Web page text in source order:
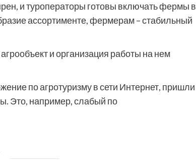
и туроператоры готовы включать фермы в
ассортименте, фермерам – стабильный
и организация работы на нем
по агротуризму в сети Интернет, пришли
Это, например, слабый по